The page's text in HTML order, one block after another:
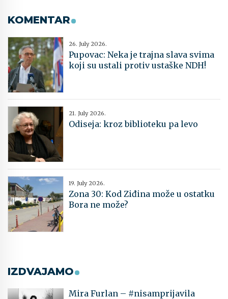
KOMENTAR
26. July 2026.
Pupovac: Neka je trajna slava svima
koji su ustali protiv ustaške NDH!
21. July 2026.
Odiseja: kroz biblioteku pa levo
19. July 2026.
Zona 30: Kod Ziđina može u ostatku
Bora ne može?
IZDVAJAMO
Mira Furlan – #nisamprijavila